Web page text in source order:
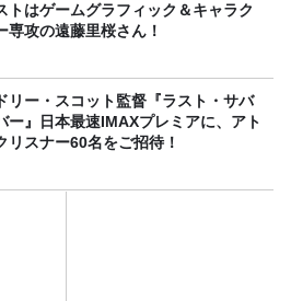
トはゲームグラフィック＆キャラク
専攻の遠藤里桜さん！
リー・スコット監督『ラスト・サバ
ー』日本最速IMAXプレミアに、アト
リスナー60名をご招待！